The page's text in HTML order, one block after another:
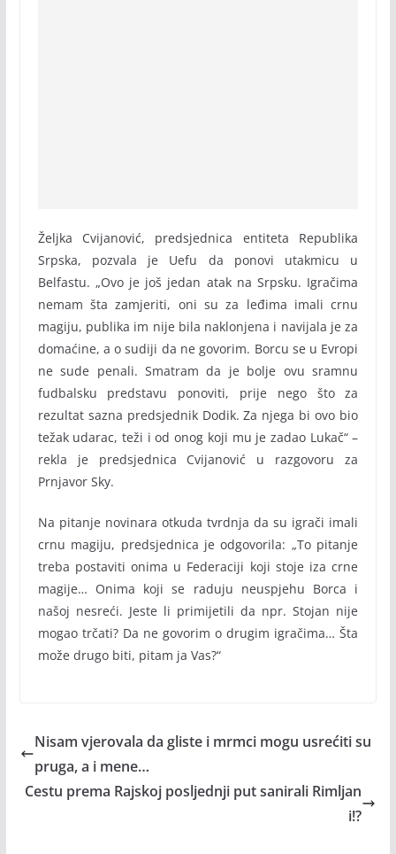
Željka Cvijanović, predsjednica entiteta Republika
Srpska, pozvala je Uefu da ponovi utakmicu u
Belfastu. „Ovo je još jedan atak na Srpsku. Igračima
nemam šta zamjeriti, oni su za leđima imali crnu
magiju, publika im nije bila naklonjena i navijala je za
domaćine, a o sudiji da ne govorim. Borcu se u Evropi
ne sude penali. Smatram da je bolje ovu sramnu
fudbalsku predstavu ponoviti, prije nego što za
rezultat sazna predsjednik Dodik. Za njega bi ovo bio
težak udarac, teži i od onog koji mu je zadao Lukač“ –
rekla je predsjednica Cvijanović u razgovoru za
Prnjavor Sky.
Na pitanje novinara otkuda tvrdnja da su igrači imali
crnu magiju, predsjednica je odgovorila: „To pitanje
treba postaviti onima u Federaciji koji stoje iza crne
magije… Onima koji se raduju neuspjehu Borca i
našoj nesreći. Jeste li primijetili da npr. Stojan nije
mogao trčati? Da ne govorim o drugim igračima… Šta
može drugo biti, pitam ja Vas?“
Nisam vjerovala da gliste i mrmci mogu usrećiti su
pruga, a i mene…
Cestu prema Rajskoj posljednji put sanirali Rimljan
i!?